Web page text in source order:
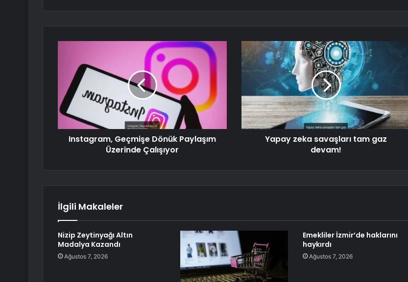
Instagram, Geçmişe Dönük Paylaşım
Üzerinde Çalışıyor
Yapay zeka savaşları tam gaz
devam!
İlgili Makaleler
Nizip Zeytinyağı Altın
Madalya Kazandı
Ağustos 7, 2026
Emekliler İzmir’de haklarını
haykırdı
Ağustos 7, 2026